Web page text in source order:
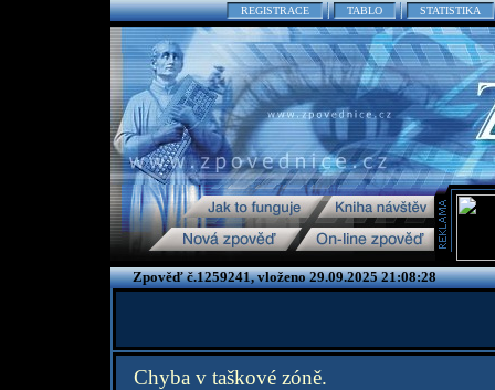
REGISTRACE TABLO STATISTIKA
Zpověď č.1259241, vloženo 29.09.2025 21:08:28
Chyba v taškové zóně.